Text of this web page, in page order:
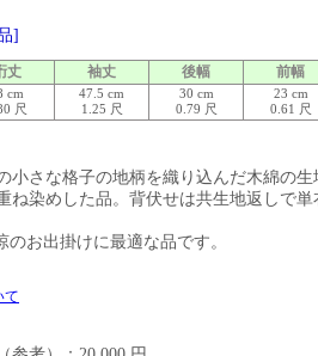
]
丈 袖丈 後幅 前幅
cm
尺
47.5 cm
1.25 尺
30 cm
0.79 尺
23 cm
0.61 尺
小さな格子の地柄を織り込んだ木綿の
ね染めした品。背伏せは共生地返しで単
お出掛けに最適な品です。
て